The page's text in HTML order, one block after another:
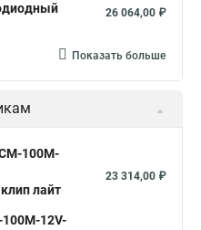
26 064,00 ₽
Показать больше
100M-
лайт
23 314,00 ₽
12V-